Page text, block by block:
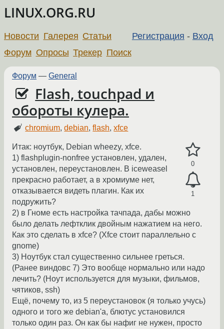
LINUX.ORG.RU
Регистрация - Вход
Новости Галерея Статьи
Форум Опросы Трекер Поиск
Форум — General
Flash, touchpad и
обороты кулера.
chromium,debian,flash,xfce
0
1
Итак: ноутбук, Debian wheezy, xfce.
1) flashplugin-nonfree установлен, удален,
установлен, переустановлен. В iceweasel
прекрасно работает, а в хромиуме нет,
отказывается видеть плагин. Как их
подружить?
2) в Гноме есть настройка тачпада, дабы можно
было делать лефтклик двойным нажатием на него.
Как это сделать в xfce? (Xfce стоит параллельно с
gnome)
3) Ноутбук стал существенно сильнее греться.
(Ранее виндовс 7) Это вообще нормально или надо
лечить? (Ноут используется для музыки, фильмов,
чятиков, ssh)
Ещё, почему то, из 5 переустановок (я только учусь)
одного и того же debian'a, блютус установился
только один раз. Он как бы нафиг не нужен, просто